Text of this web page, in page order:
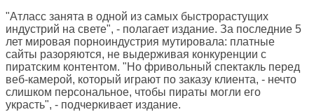
"Атласс занята в одной из самых быстрорастущих
индустрий на свете", - полагает издание. За последние 5
лет мировая порноиндустрия мутировала: платные
сайты разоряются, не выдерживая конкуренции с
пиратским контентом. "Но фривольный спектакль перед
веб-камерой, который играют по заказу клиента, - нечто
слишком персональное, чтобы пираты могли его
украсть", - подчеркивает издание.